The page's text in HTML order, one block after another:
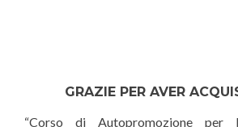
GRAZIE PER AVER
“Corso di Autopromozione per